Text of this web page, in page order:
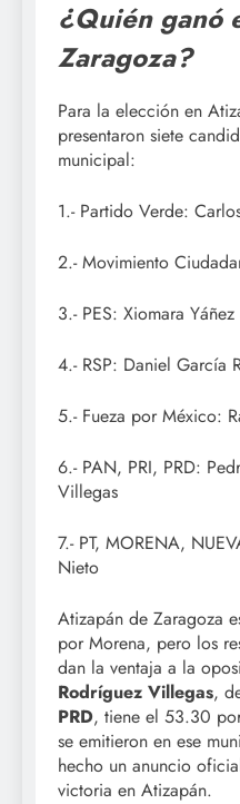
¿Quién ganó
Zaragoza?
Para la elección en
presentaron siete
municipal:
1.- Partido Verde:
2.- Movimiento
3.- PES: Xiomara
4.- RSP: Daniel García
5.- Fueza por México:
6.- PAN, PRI, PRD:
Villegas
7.- PT, MORENA,
Nieto
Atizapán de Zaragoza
por Morena, pero los
dan la ventaja a la
Rodríguez Villegas,
PRD, tiene el 53.30
se emitieron en ese
hecho un anuncio
victoria en Atizapán.